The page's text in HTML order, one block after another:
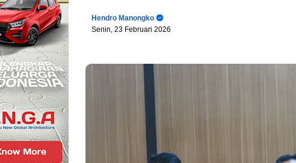
Hendro Manongko
Senin, 23 Februari 2026